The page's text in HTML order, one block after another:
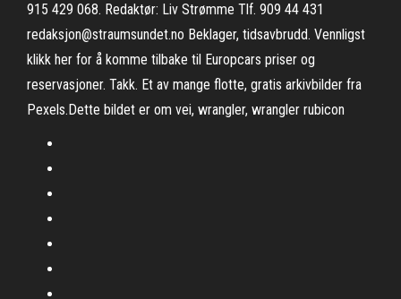
915 429 068. Redaktør: Liv Strømme Tlf. 909 44 431
redaksjon@straumsundet.no Beklager, tidsavbrudd. Vennligst
klikk her for å komme tilbake til Europcars priser og
reservasjoner. Takk. Et av mange flotte, gratis arkivbilder fra
Pexels.Dette bildet er om vei, wrangler, wrangler rubicon